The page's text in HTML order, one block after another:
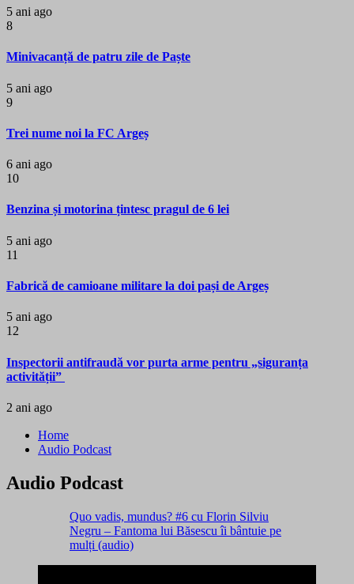
5 ani ago
8
Minivacanță de patru zile de Paște
5 ani ago
9
Trei nume noi la FC Argeș
6 ani ago
10
Benzina și motorina țintesc pragul de 6 lei
5 ani ago
11
Fabrică de camioane militare la doi pași de Argeș
5 ani ago
12
Inspectorii antifraudă vor purta arme pentru „siguranța
activității”
2 ani ago
Home
Audio Podcast
Audio Podcast
Quo vadis, mundus? #6 cu Florin Silviu
Negru – Fantoma lui Băsescu îi bântuie pe
mulți (audio)